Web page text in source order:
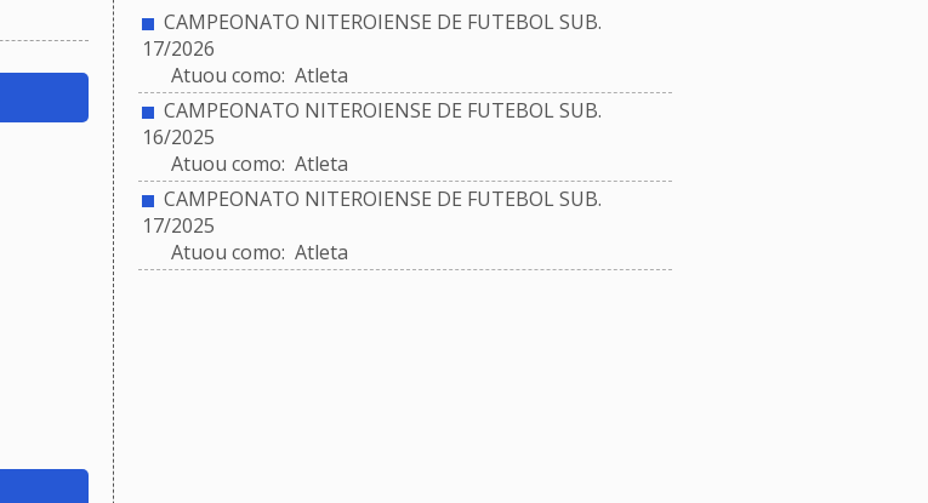
CAMPEONATO NITEROIENSE DE FUTEBOL SUB.
17/2026
Atuou como: Atleta
CAMPEONATO NITEROIENSE DE FUTEBOL SUB.
16/2025
Atuou como: Atleta
CAMPEONATO NITEROIENSE DE FUTEBOL SUB.
17/2025
Atuou como: Atleta